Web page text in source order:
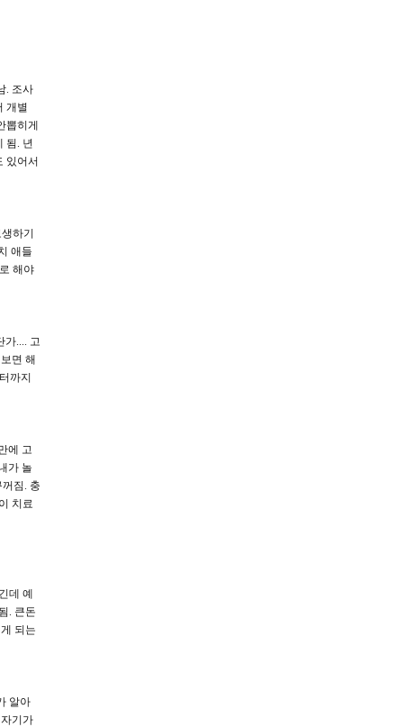
. 조사
개별
뽑히게
됨. 년
있어서
하기
애들
해야
가.... 고
면 해
까지
에 고
가 놀
짐. 충
치료
데 예
. 큰돈
되는
알아
기가